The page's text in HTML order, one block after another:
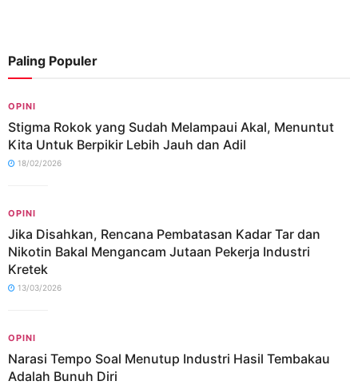
Paling Populer
OPINI
Stigma Rokok yang Sudah Melampaui Akal, Menuntut
Kita Untuk Berpikir Lebih Jauh dan Adil
18/02/2026
OPINI
Jika Disahkan, Rencana Pembatasan Kadar Tar dan
Nikotin Bakal Mengancam Jutaan Pekerja Industri
Kretek
13/03/2026
OPINI
Narasi Tempo Soal Menutup Industri Hasil Tembakau
Adalah Bunuh Diri